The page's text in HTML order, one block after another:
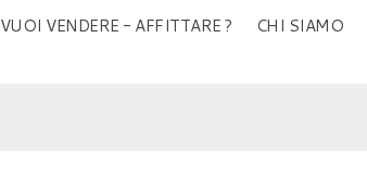
VUOI VENDERE - AFFITTARE ? CHI SIAMO